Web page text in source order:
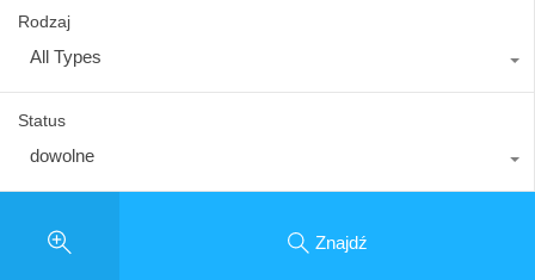
Rodzaj
All Types
Status
dowolne
Znajdź